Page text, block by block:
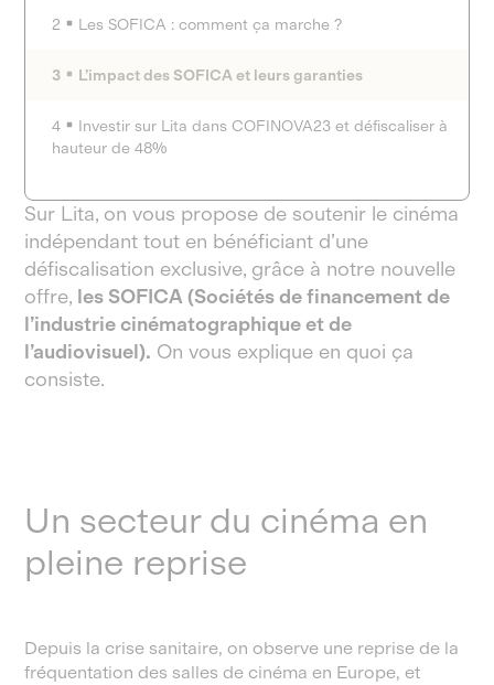
2 Les SOFICA : comment ça marche ?
3 L’impact des SOFICA et leurs garanties
4
Investir sur Lita dans COFINOVA23 et défiscaliser à
hauteur de 48%
Sur Lita, on vous propose de soutenir le cinéma
indépendant tout en bénéficiant d’une
défiscalisation exclusive, grâce à notre nouvelle
offre, les SOFICA (Sociétés de financement de
l’industrie cinématographique et de
l’audiovisuel). On vous explique en quoi ça
consiste.
Un secteur du cinéma en
pleine reprise
Depuis la crise sanitaire, on observe une reprise de la
fréquentation des salles de cinéma en Europe, et